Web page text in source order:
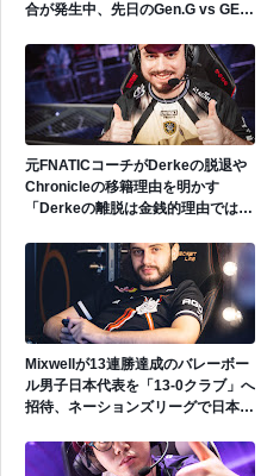
合が発生中、先日のGen.G vs GEで
元FNATICコーチがDerkeの脱退や
Chronicleの移籍理由を明かす
「Derkeの離脱は金銭的理由ではな
Mixwellが13連勝達成のバレーボー
ル男子日本代表を「13-0クラブ」へ
招待、ネーションズリーグで日本代